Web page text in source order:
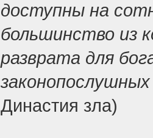
доступны на
большинство из
разврата для
Династия зла)